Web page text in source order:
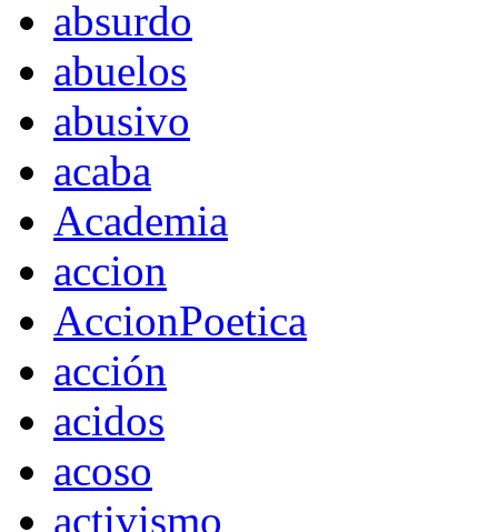
absurdo
abuelos
abusivo
acaba
Academia
accion
AccionPoetica
acción
acidos
acoso
activismo